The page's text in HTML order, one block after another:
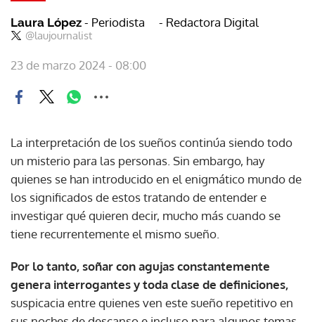
Laura López - Periodista
@laujournalist
- Redactora Digital
23 de marzo 2024 - 08:00
La interpretación de los sueños continúa siendo todo
un misterio para las personas. Sin embargo, hay
quienes se han introducido en el enigmático mundo de
los significados de estos tratando de entender e
investigar qué quieren decir, mucho más cuando se
tiene recurrentemente el mismo sueño.
Por lo tanto, soñar con agujas constantemente
genera interrogantes y toda clase de definiciones,
suspicacia entre quienes ven este sueño repetitivo en